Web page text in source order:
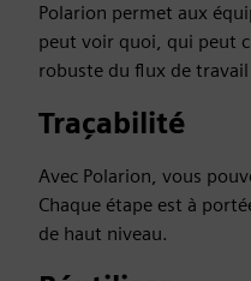
Polarion permet aux
peut voir quoi, qui peut
robuste du flux de
Traçabilité
Avec Polarion, vous
Chaque étape est à
de haut niveau.